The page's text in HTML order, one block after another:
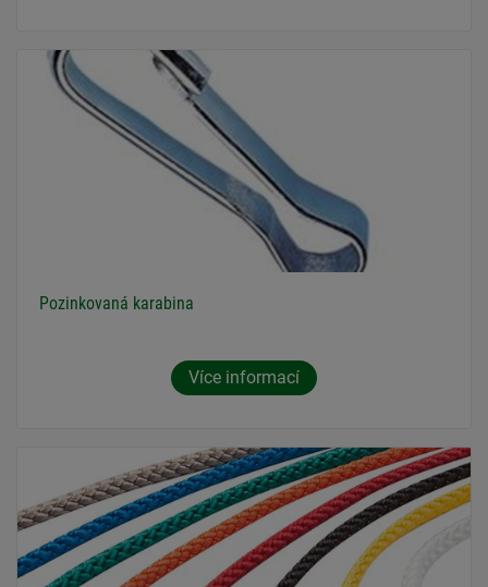
Pozinkovaná karabina
Více informací